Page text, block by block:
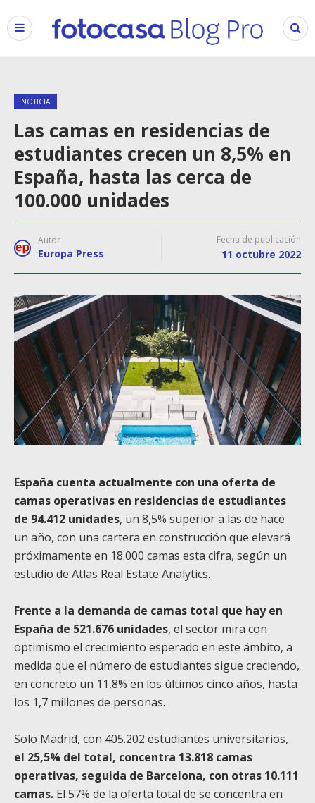
NOTICIA
Las camas en residencias de
estudiantes crecen un 8,5% en
España, hasta las cerca de
100.000 unidades
Autor
Europa Press
Fecha de publicación
11 octubre 2022
España cuenta actualmente con una oferta de
camas operativas en residencias de estudiantes
de 94.412 unidades, un 8,5% superior a las de hace
un año, con una cartera en construcción que elevará
próximamente en 18.000 camas esta cifra, según un
estudio de Atlas Real Estate Analytics.
Frente a la demanda de camas total que hay en
España de 521.676 unidades, el sector mira con
optimismo el crecimiento esperado en este ámbito, a
medida que el número de estudiantes sigue creciendo,
en concreto un 11,8% en los últimos cinco años, hasta
los 1,7 millones de personas.
Solo Madrid, con 405.202 estudiantes universitarios,
el 25,5% del total, concentra 13.818 camas
operativas, seguida de Barcelona, con otras 10.111
camas. El 57% de la oferta total de se concentra en